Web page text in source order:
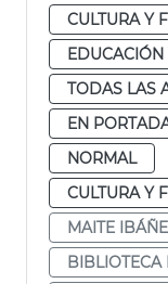
CULTURA Y
EDUCACIÓN
TODAS LAS
EN
NORMAL
CULTURA Y
MAITE
BIBLIOTECA